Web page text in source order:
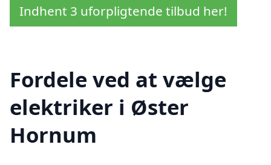
Indhent 3 uforpligtende tilbud her!
Fordele ved at vælge
elektriker i Øster
Hornum